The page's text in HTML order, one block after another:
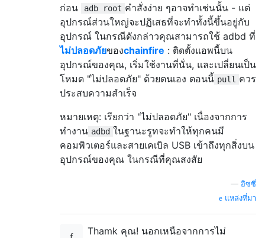
ก่อน
adb root คำสั่งง่าย ๆอาจทำเช่นนั้น - แต่
อุปกรณ์ส่วนใหญ่จะปฏิเสธที่จะทำทั้งนี้ขึ้นอยู่กับ
อุปกรณ์ ในกรณีดังกล่าวคุณสามารถใช้ adbd ที่
ไม่ปลอดภัยของchainfire : ติดตั้งแอพนี้บน
อุปกรณ์ของคุณ, เริ่มใช้งานที่นั่น, และเปลี่ยนเป็น
โหมด "ไม่ปลอดภัย" ด้วยตนเอง ตอนนี้ pull ควร
ประสบความสำเร็จ
หมายเหตุ: เรียกว่า "ไม่ปลอดภัย" เนื่องจากการ
ทำงาน adbd ในฐานะรูทจะทำให้ทุกคนมี
คอมพิวเตอร์และสายเคเบิล USB เข้าถึงทุกสิ่งบน
อุปกรณ์ของคุณ ในกรณีที่คุณสงสัย
อิซซี่
แหล่งที่มา
Thamk คุณ! นอกเหนือจากการไม่